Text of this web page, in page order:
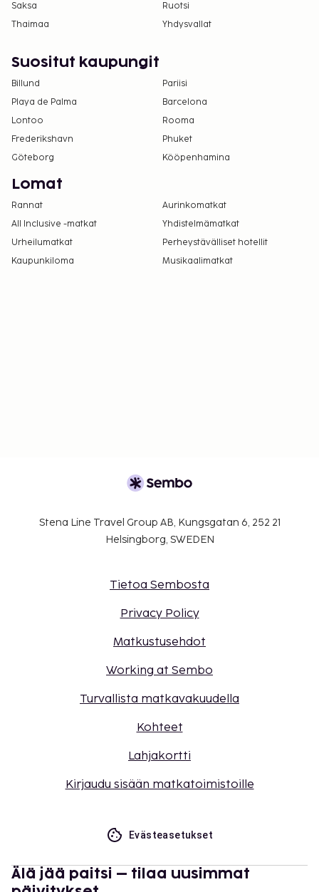
Saksa
Ruotsi
Thaimaa
Yhdysvallat
Suositut kaupungit
Billund
Pariisi
Playa de Palma
Barcelona
Lontoo
Rooma
Frederikshavn
Phuket
Göteborg
Kööpenhamina
Lomat
Rannat
Aurinkomatkat
All Inclusive -matkat
Yhdistelmämatkat
Urheilumatkat
Perheystävälliset hotellit
Kaupunkiloma
Musikaalimatkat
Stena Line Travel Group AB, Kungsgatan 6, 252 21
Helsingborg, SWEDEN
Tietoa Sembosta
Privacy Policy
Matkustusehdot
Working at Sembo
Turvallista matkavakuudella
Kohteet
Lahjakortti
Kirjaudu sisään matkatoimistoille
Evästeasetukset
Älä jää paitsi – tilaa uusimmat